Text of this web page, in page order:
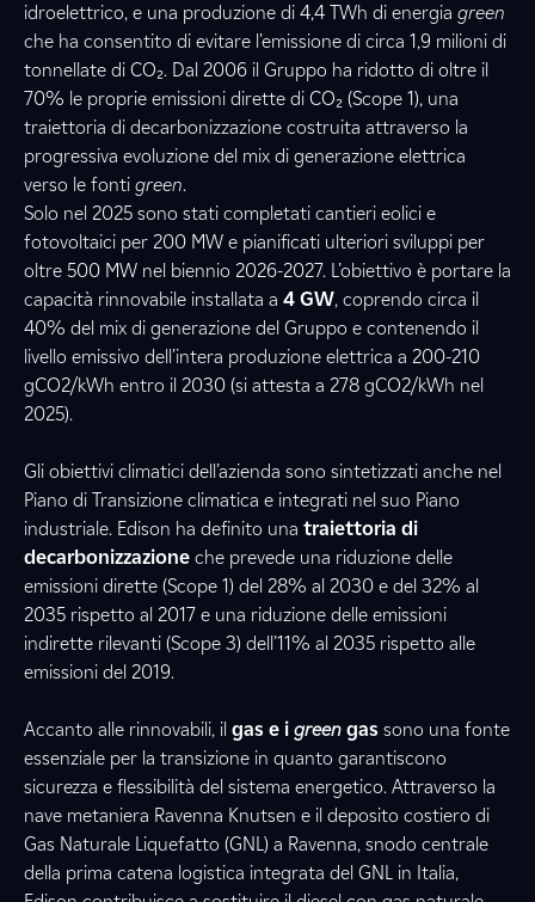
idroelettrico, e una produzione di 4,4 TWh di energia green
che ha consentito di evitare l’emissione di circa 1,9 milioni di
tonnellate di CO₂. Dal 2006 il Gruppo ha ridotto di oltre il
70% le proprie emissioni dirette di CO₂ (Scope 1), una
traiettoria di decarbonizzazione costruita attraverso la
progressiva evoluzione del mix di generazione elettrica
verso le fonti green.
Solo nel 2025 sono stati completati cantieri eolici e
fotovoltaici per 200 MW e pianificati ulteriori sviluppi per
oltre 500 MW nel biennio 2026-2027. L’obiettivo è portare la
capacità rinnovabile installata a 4 GW, coprendo circa il
40% del mix di generazione del Gruppo e contenendo il
livello emissivo dell’intera produzione elettrica a 200-210
gCO2/kWh entro il 2030 (si attesta a 278 gCO2/kWh nel
2025).
Gli obiettivi climatici dell’azienda sono sintetizzati anche nel
Piano di Transizione climatica e integrati nel suo Piano
industriale. Edison ha definito una traiettoria di
decarbonizzazione che prevede una riduzione delle
emissioni dirette (Scope 1) del 28% al 2030 e del 32% al
2035 rispetto al 2017 e una riduzione delle emissioni
indirette rilevanti (Scope 3) dell’11% al 2035 rispetto alle
emissioni del 2019.
Accanto alle rinnovabili, il gas e i green gas sono una fonte
essenziale per la transizione in quanto garantiscono
sicurezza e flessibilità del sistema energetico. Attraverso la
nave metaniera Ravenna Knutsen e il deposito costiero di
Gas Naturale Liquefatto (GNL) a Ravenna, snodo centrale
della prima catena logistica integrata del GNL in Italia,